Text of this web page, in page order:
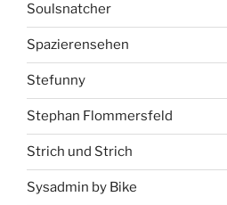
Soulsnatcher
Spazierensehen
Stefunny
Stephan Flommersfeld
Strich und Strich
Sysadmin by Bike